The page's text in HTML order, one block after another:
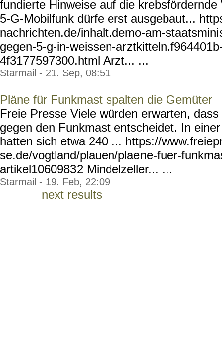
fundierte Hinweise auf die
5-G-Mobilfunk dürfe erst ausgebaut...
nachrichten.de/inhalt.demo-am-staatsmini
gegen-5-g-in-weissen-ar
4f3177597300.html Arzt... ...
Starmail - 21. Sep, 08:51
Pläne für Funkmast spalten die Gemüter
Freie Presse Viele würden erwarten,
gegen den Funkmast entscheidet. In
hatten sich etwa 240 ... https://
se.de/vogtland/plauen/plaene-fuer-
artikel10609832 Mindelzeller... ...
Starmail - 19. Feb, 22:09
next results